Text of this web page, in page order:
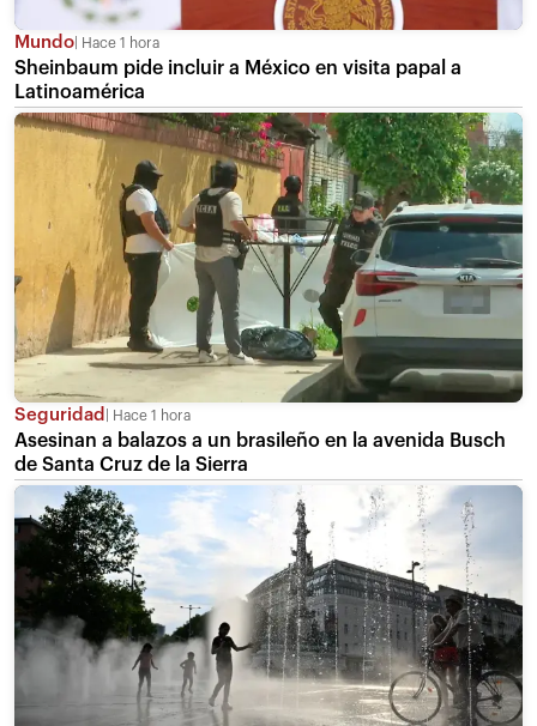
Mundo Hace 1 hora
Sheinbaum pide incluir a México en visita papal a
Latinoamérica
Seguridad Hace 1 hora
Asesinan a balazos a un brasileño en la avenida Busch
de Santa Cruz de la Sierra